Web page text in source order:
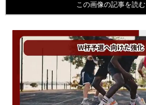
この画像の記事を読む